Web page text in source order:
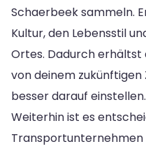
Schaerbeek sammeln.
Kultur, den Lebensstil
Ortes. Dadurch erhältst
von deinem zukünftigen
besser darauf einstellen.
Weiterhin ist es
Transportunternehmen